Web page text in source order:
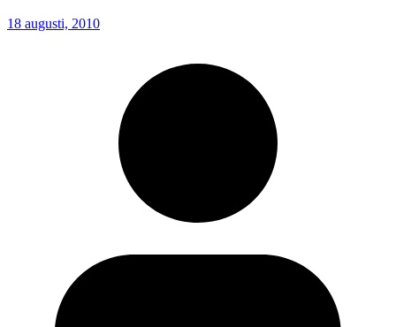
18 augusti, 2010